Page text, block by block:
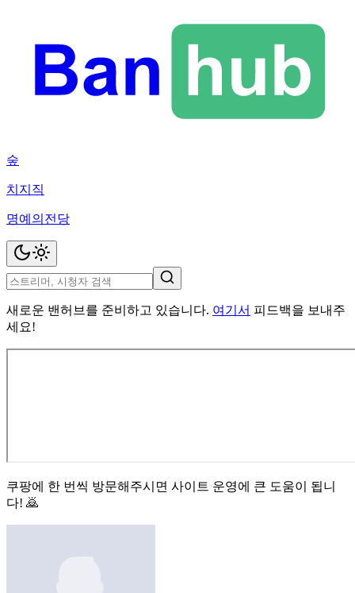
숲
치지직
명예의전당
새로운 밴허브를 준비하고 있습니다. 여기서 피드백을 보내주
세요!
쿠팡에 한 번씩 방문해주시면 사이트 운영에 큰 도움이 됩니
다! 🙇